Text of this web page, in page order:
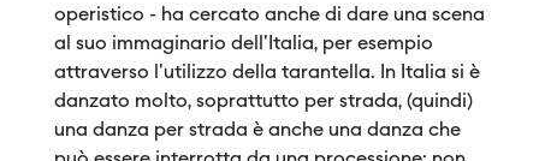
operistico - ha cercato anche di dare una scena
al suo immaginario dell'Italia, per esempio
attraverso l'utilizzo della tarantella. In Italia si è
danzato molto, soprattutto per strada, (quindi)
una danza per strada è anche una danza che